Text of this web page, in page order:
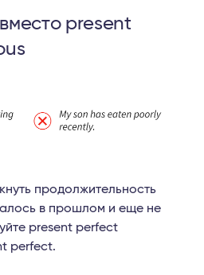
present
продолжительность
в прошлом и еще не
present perfect
perfect.